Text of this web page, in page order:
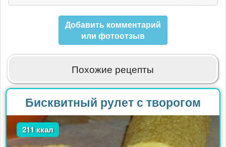
Добавить комментарий
или фотоотзыв
Похожие рецепты
Бисквитный рулет с творогом
211 ккал